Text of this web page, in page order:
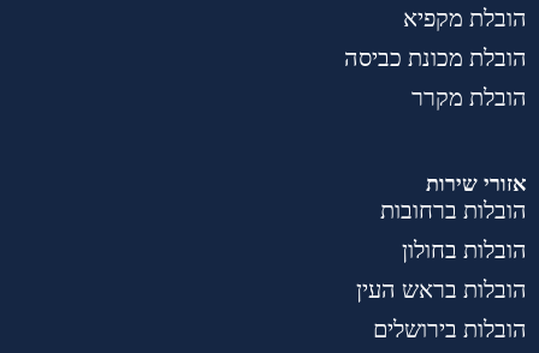
הובלת מקפיא
הובלת מכונת כביסה
הובלת מקרר
אזורי שירות
הובלות ברחובות
הובלות בחולון
הובלות בראש העין
הובלות בירושלים